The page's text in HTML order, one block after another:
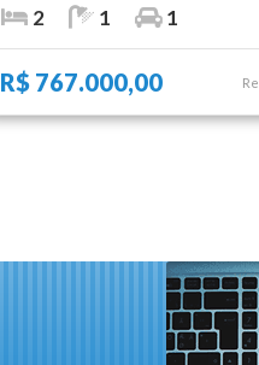
R$ 767.000,00
2 1 1